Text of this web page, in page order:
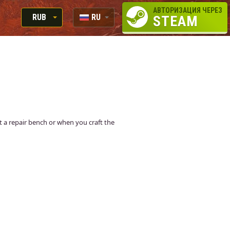
RUB
RUB
RU
EN
АВТОРИЗАЦИЯ ЧЕРЕЗ
STEAM
a repair bench or when you craft the